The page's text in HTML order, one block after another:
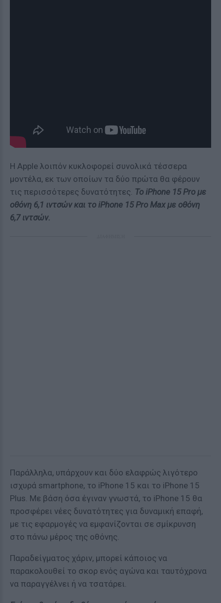
Η Apple λοιπόν κυκλοφορεί συνολικά τέσσερα
μοντέλα, εκ των οποίων τα δύο πρώτα θα φέρουν
τις περισσότερες δυνατότητες. Το iPhone 15 Pro με
οθόνη 6,1 ιντσών και το iPhone 15 Pro Max με οθόνη
6,7 ιντσών.
Παράλληλα, υπάρχουν και δύο ελαφρώς λιγότερο
ισχυρά smartphone, το iPhone 15 και το iPhone 15
Plus. Με βάση όσα έγιναν γνωστά, το iPhone 15 θα
προσφέρει νέες δυνατότητες για δυναμική επαφή,
με τις εφαρμογές να εμφανίζονται σε σμίκρυνση
στο πάνω μέρος της οθόνης.
Παραδείγματος χάριν, μπορεί κάποιος να
παρακολουθεί το σκορ ενός αγώνα και ταυτόχρονα
να παραγγέλνει ή να τσατάρει.